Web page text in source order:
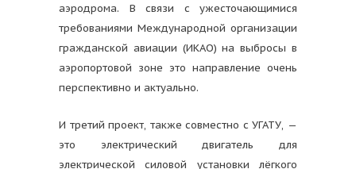
аэродрома. В связи с ужесточающимися
требованиями Международной организации
гражданской авиации (ИКАО) на выбросы в
аэропортовой зоне это направление очень
перспективно и актуально.
И третий проект, также совместно с УГАТУ, —
это электрический двигатель для
электрической силовой установки лёгкого